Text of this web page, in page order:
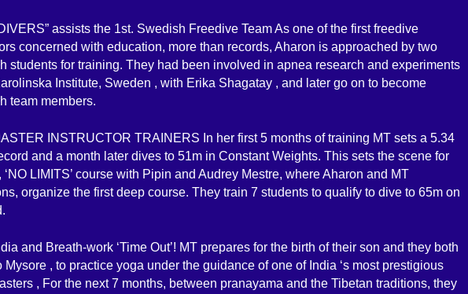
assists the 1st. Swedish Freedive Team As one of the first freedive
concerned with education, more than records, Aharon is approached by two
students for training. They had been involved in apnea research and experiments
Institute, Sweden , with Erika Shagatay , and later go on to become
team members.
INSTRUCTOR TRAINERS In her first 5 months of training MT sets a 5.34
and a month later dives to 51m in Constant Weights. This sets the scene for
‘NO LIMITS’ course with Pipin and Audrey Mestre, where Aharon and MT
organize the first deep course. They train 7 students to qualify to dive to 65m on
and Breath-work ‘Time Out’! MT prepares for the birth of their son and they both
Mysore , to practice yoga under the guidance of one of India ‘s most prestigious
, For the next 7 months, between pranayama and the Tibetan traditions, they